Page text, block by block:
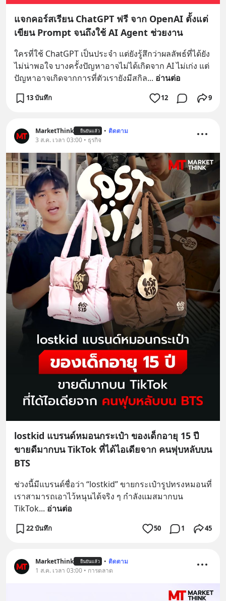
แจกคอร์สเรียน ChatGPT ฟรี จาก OpenAI ตั้งแต่
เขียน Prompt จนถึงใช้ AI Agent ช่วยงาน
ใครที่ใช้ ChatGPT เป็นประจำ แต่ยังรู้สึกว่าผลลัพธ์ที่ได้ยัง
ไม่น่าพอใจ บางครั้งปัญหาอาจไม่ได้เกิดจาก AI ไม่เก่ง แต่
ปัญหาอาจเกิดจากการที่ตัวเรายังมีสกิล... อ่านต่อ
13 บันทึก 12 9
MarketThink ยืนยันแล้ว • ติดตาม
3 ส.ค. เวลา 03:00 • ธุรกิจ
lostkid แบรนด์หมอนกระเป๋า ของเด็กอายุ 15 ปี
ขายดีมากบน TikTok ที่ได้ไอเดียจาก คนฟุบหลับบน
BTS
ช่วงนี้มีแบรนด์ชื่อว่า “lostkid” ขายกระเป๋ารูปทรงหมอนที่
เราสามารถเอาไว้หนุนได้จริง ๆ กำลังแมสมากบน
TikTok... อ่านต่อ
22 บันทึก 50 1 45
MarketThink ยืนยันแล้ว • ติดตาม
1 ส.ค. เวลา 03:00 • การตลาด